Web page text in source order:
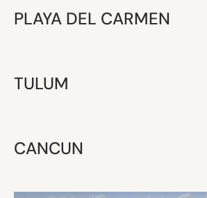
PLAYA DEL CARMEN
TULUM
CANCUN